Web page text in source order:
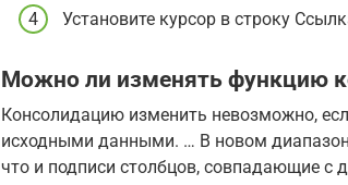
Установите курсор в строку
Можно ли изменять функцию
Консолидацию изменить невозможно,
исходными данными. … В новом
что и подписи столбцов, совпадающие с